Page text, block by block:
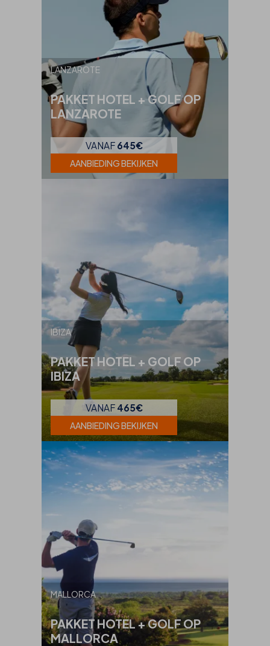
LANZAROTE
PAKKET HOTEL + GOLF OP
LANZAROTE
VANAF 645€
AANBIEDING BEKIJKEN
IBIZA
PAKKET HOTEL + GOLF OP
IBIZA
VANAF 465€
AANBIEDING BEKIJKEN
MALLORCA
PAKKET HOTEL + GOLF OP
MALLORCA